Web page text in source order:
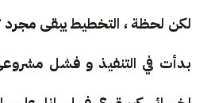
لكن لحظة ، التخطيط يبقى مجرد
بدأت في التنفيذ و فشل